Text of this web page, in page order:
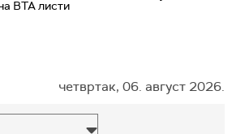
ВТА листи
четвртак, 06. август 2026.